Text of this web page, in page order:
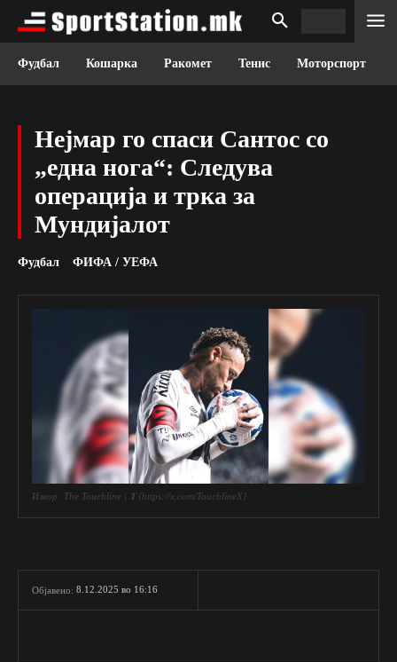
Фудбал Кошарка Ракомет Тенис Моторспорт
Нејмар го спаси Сантос со
„една нога“: Следува
операција и трка за
Мундијалот
Фудбал ФИФА / УЕФА
Извор: The Touchline | 𝐓 {https://x.com/TouchlineX}
Објавено: 8.12.2025 во 16:16